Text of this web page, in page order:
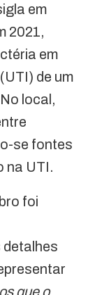
em
2021,
em
de um
local,
se fontes
na UTI.
foi
detalhes
que o